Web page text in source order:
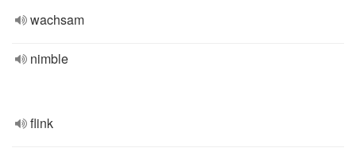
wachsam
nimble
flink